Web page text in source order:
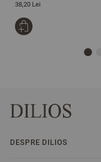
38,20 Lei
DESPRE DILIOS